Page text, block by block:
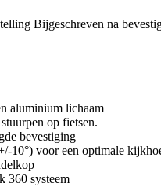
Bijgeschreven na
aluminium lichaam
op fietsen.
bevestiging
10°) voor een optimale
360 systeem